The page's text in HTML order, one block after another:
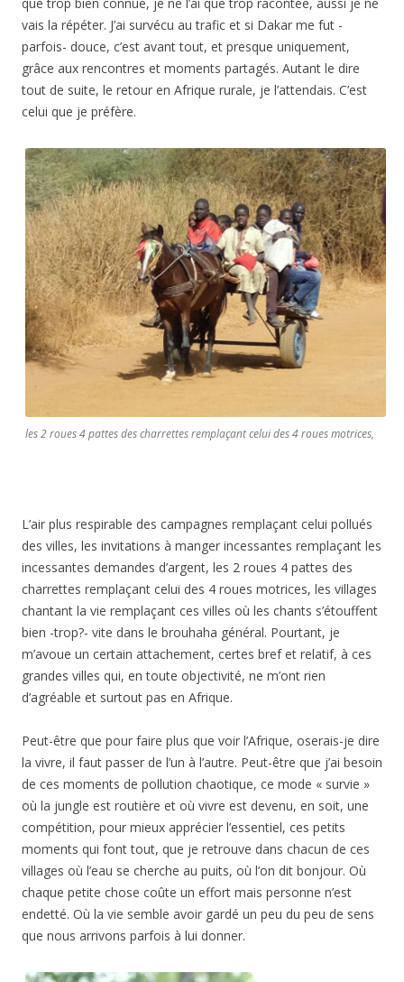
vais la répéter. J’ai survécu au trafic et si Dakar me fut -
parfois- douce, c’est avant tout, et presque uniquement,
grâce aux rencontres et moments partagés. Autant le dire
tout de suite, le retour en Afrique rurale, je l’attendais. C’est
celui que je préfère.
les 2 roues 4 pattes des charrettes remplaçant celui des 4 roues motrices,
L’air plus respirable des campagnes remplaçant celui pollués
des villes, les invitations à manger incessantes remplaçant les
incessantes demandes d’argent, les 2 roues 4 pattes des
charrettes remplaçant celui des 4 roues motrices, les villages
chantant la vie remplaçant ces villes où les chants s’étouffent
bien -trop?- vite dans le brouhaha général. Pourtant, je
m’avoue un certain attachement, certes bref et relatif, à ces
grandes villes qui, en toute objectivité, ne m’ont rien
d’agréable et surtout pas en Afrique.
Peut-être que pour faire plus que voir l’Afrique, oserais-je dire
la vivre, il faut passer de l’un à l’autre. Peut-être que j’ai besoin
de ces moments de pollution chaotique, ce mode « survie »
où la jungle est routière et où vivre est devenu, en soit, une
compétition, pour mieux apprécier l’essentiel, ces petits
moments qui font tout, que je retrouve dans chacun de ces
villages où l’eau se cherche au puits, où l’on dit bonjour. Où
chaque petite chose coûte un effort mais personne n’est
endetté. Où la vie semble avoir gardé un peu du peu de sens
que nous arrivons parfois à lui donner.